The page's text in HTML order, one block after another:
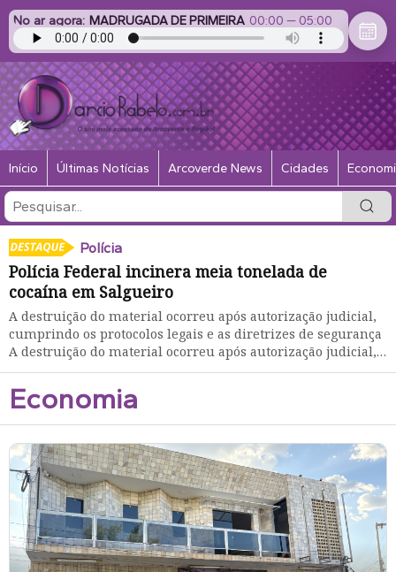
No ar agora: MADRUGADA DE PRIMEIRA 00:00 — 05:00
Início Últimas Notícias Arcoverde News Cidades
Polícia
Polícia Federal incinera meia tonelada de
cocaína em Salgueiro
A destruição do material ocorreu após autorização judicial,
cumprindo os protocolos legais e as diretrizes de segurança
A destruição do material ocorreu após autorização judicial,
cumprindo os protocolos legais e as diretrizes de segurança
Economia